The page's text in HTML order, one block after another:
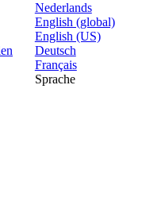
Nederlands
English (global)
English (US)
Deutsch
Français
Sprache